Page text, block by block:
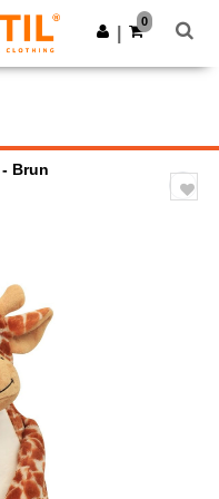
Last ned app
0
- Brun